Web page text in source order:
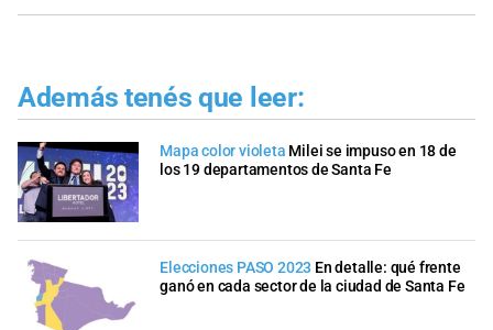
Además tenés que leer:
Mapa color violeta Milei se impuso en 18 de
los 19 departamentos de Santa Fe
Elecciones PASO 2023 En detalle: qué frente
ganó en cada sector de la ciudad de Santa Fe